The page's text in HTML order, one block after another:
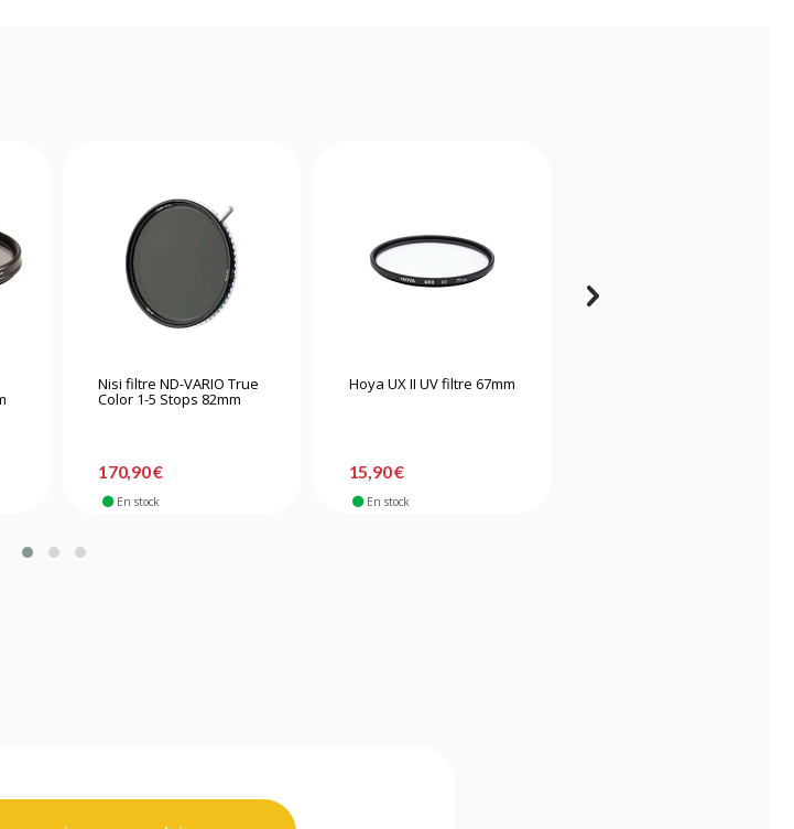
Nisi filtre ND-VARIO True
Color 1-5 Stops 82mm
170,90 €
En stock
Hoya UX II UV filtre 67mm
15,90 €
En stock